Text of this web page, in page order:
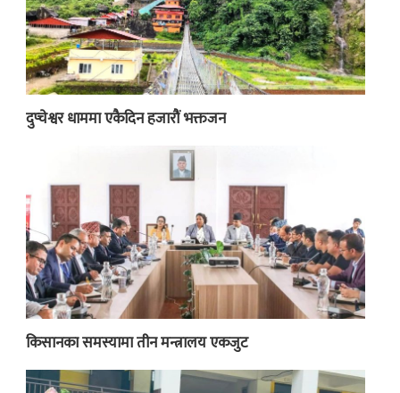
दुप्चेश्वर धाममा एकैदिन हजारौं भक्तजन
किसानका समस्यामा तीन मन्त्रालय एकजुट